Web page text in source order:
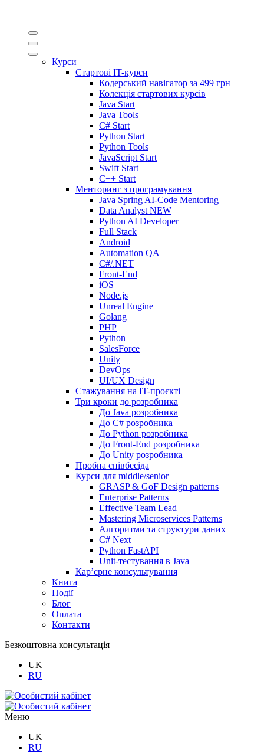
Курси
Стартові IT-курси
Кодерський навігатор за 499 грн
Колекція стартових курсів
Java Start
Java Tools
C# Start
Python Start
Python Tools
JavaScript Start
Swift Start
C++ Start
Менторинг з програмування
Java Spring AI-Code Mentoring
Data Analyst NEW
Python AI Developer
Full Stack
Android
Automation QA
C#/.NET
Front-End
iOS
Node.js
Unreal Engine
Golang
PHP
Python
SalesForce
Unity
DevOps
UI/UX Design
Стажування на IT-проєкті
Три кроки до розробника
До Java розробника
До C# розробника
До Python розробника
До Front-End розробника
До Unity розробника
Пробна співбесіда
Курси для middle/senior
GRASP & GoF Design patterns
Enterprise Patterns
Effective Team Lead
Mastering Microservices Patterns
Алгоритми та структури даних
C# Next
Python FastAPI
Unit-тестування в Java
Кар’єрне консультування
Книга
Події
Блог
Оплата
Контакти
Безкоштовна консультація
UK
RU
Меню
UK
RU